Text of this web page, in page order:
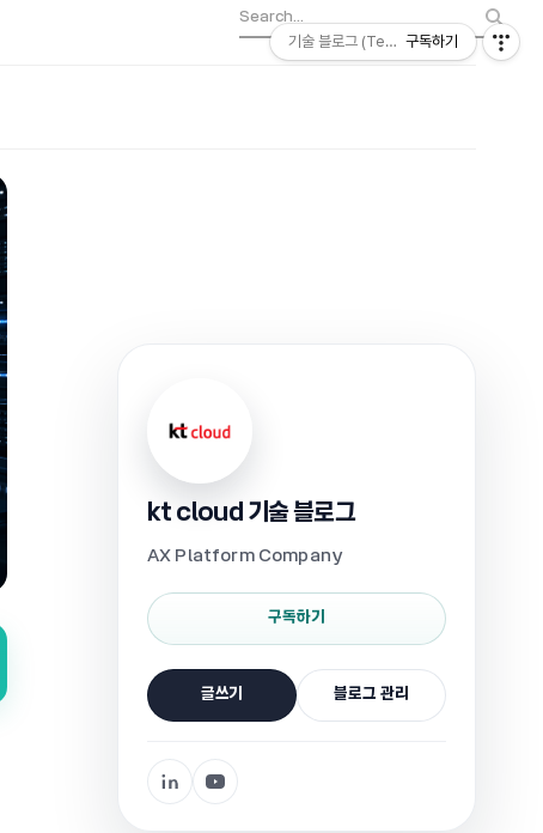
kt cloud 기술 블로그
AX Platform Company
구독하기
글쓰기 블로그 관리
기술 블로그 (Tech) | kt cloud
구독하기